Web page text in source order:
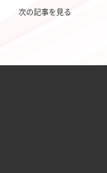
次の記事を見る